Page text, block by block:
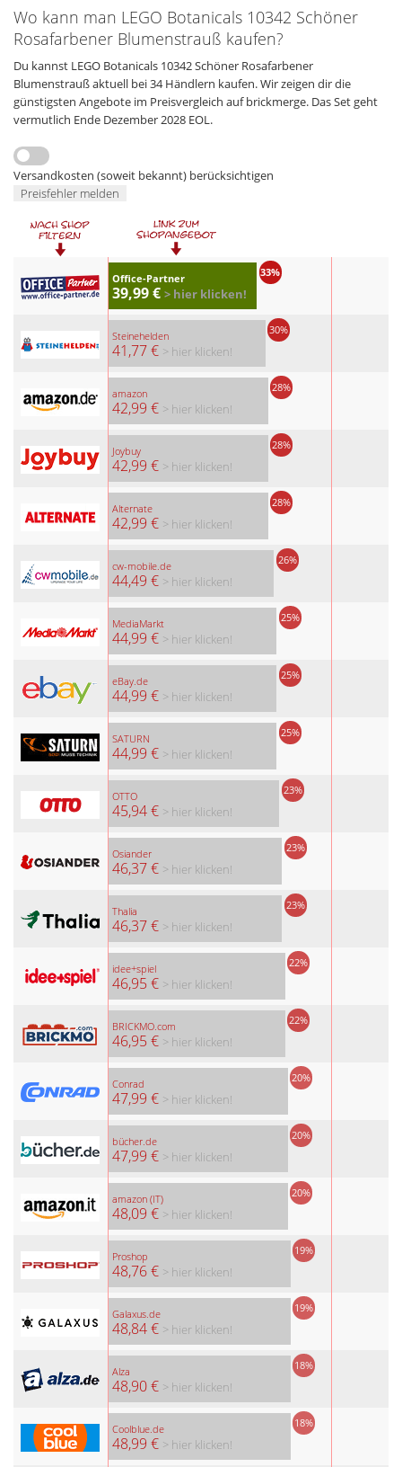
Wo kann man LEGO Botanicals 10342 Schöner
Rosafarbener Blumenstrauß kaufen?
Du kannst LEGO Botanicals 10342 Schöner Rosafarbener
Blumenstrauß aktuell bei 34 Händlern kaufen. Wir zeigen dir die
günstigsten Angebote im Preisvergleich auf brickmerge. Das Set geht
vermutlich Ende Dezember 2028 EOL.
Versandkosten (soweit bekannt) berücksichtigen
Preisfehler melden
Office-Partner
39,99 €
33%
> hier klicken!
Steinehelden
41,77 €
30%
> hier klicken!
amazon
42,99 €
28%
> hier klicken!
Joybuy
42,99 €
28%
> hier klicken!
Alternate
42,99 €
28%
> hier klicken!
cw-mobile.de
44,49 €
26%
> hier klicken!
MediaMarkt
44,99 €
25%
> hier klicken!
eBay.de
44,99 €
25%
> hier klicken!
SATURN
44,99 €
25%
> hier klicken!
OTTO
45,94 €
23%
> hier klicken!
Osiander
46,37 €
23%
> hier klicken!
Thalia
46,37 €
23%
> hier klicken!
idee+spiel
46,95 €
22%
> hier klicken!
BRICKMO.com
46,95 €
22%
> hier klicken!
Conrad
47,99 €
20%
> hier klicken!
bücher.de
47,99 €
20%
> hier klicken!
amazon (IT)
48,09 €
20%
> hier klicken!
Proshop
48,76 €
19%
> hier klicken!
Galaxus.de
48,84 €
19%
> hier klicken!
Alza
48,90 €
18%
> hier klicken!
Coolblue.de
48,99 €
18%
> hier klicken!